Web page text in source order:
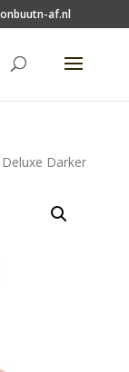
af.nl
Darker